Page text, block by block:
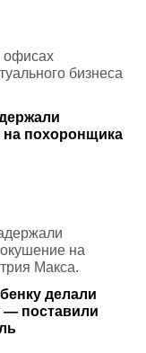
офисах
бизнеса
на похоронщика
на
Макса.
делали
— поставили